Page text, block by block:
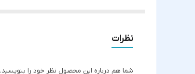
نظرات
شما هم درباره این محصول نظر خود را بنویسید.